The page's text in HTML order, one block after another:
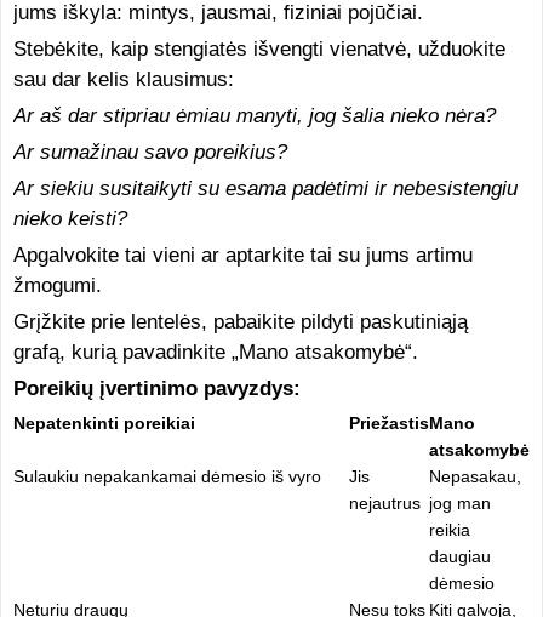
jums iškyla: mintys, jausmai, fiziniai pojūčiai.
Stebėkite, kaip stengiatės išvengti vienatvė, užduokite
sau dar kelis klausimus:
Ar aš dar stipriau ėmiau manyti, jog šalia nieko nėra?
Ar sumažinau savo poreikius?
Ar siekiu susitaikyti su esama padėtimi ir nebesistengiu
nieko keisti?
Apgalvokite tai vieni ar aptarkite tai su jums artimu
žmogumi.
Grįžkite prie lentelės, pabaikite pildyti paskutiniąją
grafą, kurią pavadinkite „Mano atsakomybė“.
Poreikių įvertinimo pavyzdys:
Nepatenkinti poreikiai PriežastisMano
atsakomybė
Sulaukiu nepakankamai dėmesio iš vyro
Jis
nejautrus
Nepasakau,
jog man
reikia
daugiau
dėmesio
Neturiu draugų
Nesu toks Kiti galvoja,